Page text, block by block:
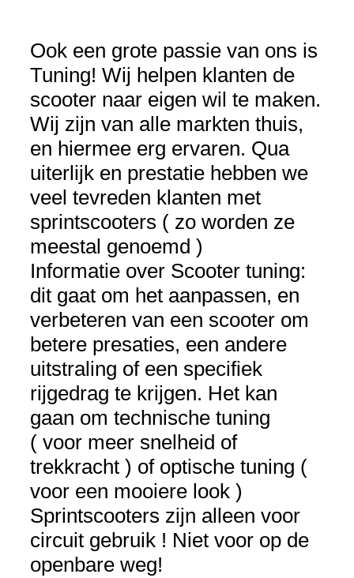
Ook een grote passie van ons is
Tuning! Wij helpen klanten de
scooter naar eigen wil te maken.
Wij zijn van alle markten thuis,
en hiermee erg ervaren. Qua
uiterlijk en prestatie hebben we
veel tevreden klanten met
sprintscooters ( zo worden ze
meestal genoemd )
Informatie over Scooter tuning:
dit gaat om het aanpassen, en
verbeteren van een scooter om
betere presaties, een andere
uitstraling of een specifiek
rijgedrag te krijgen. Het kan
gaan om technische tuning
( voor meer snelheid of
trekkracht ) of optische tuning (
voor een mooiere look )
Sprintscooters zijn alleen voor
circuit gebruik ! Niet voor op de
openbare weg!